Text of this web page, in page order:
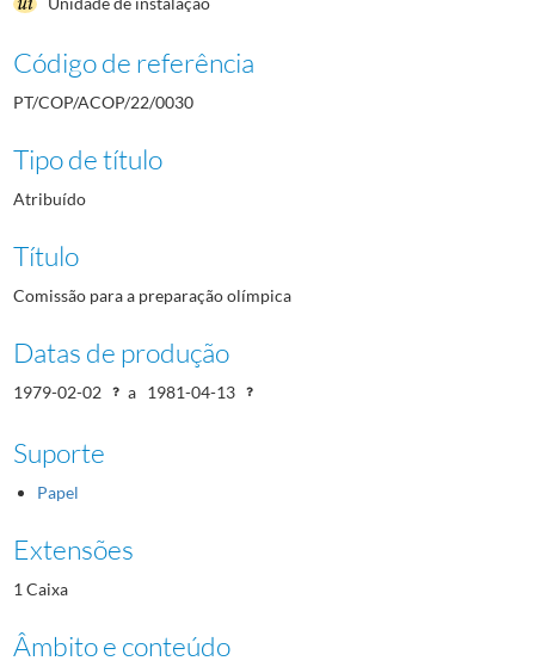
Código de referência
PT/COP/ACOP/22/0030
Tipo de título
Atribuído
Título
Comissão para a preparação olímpica
Datas de produção
1979-02-02 a 1981-04-13
Suporte
Papel
Extensões
1 Caixa
Âmbito e conteúdo